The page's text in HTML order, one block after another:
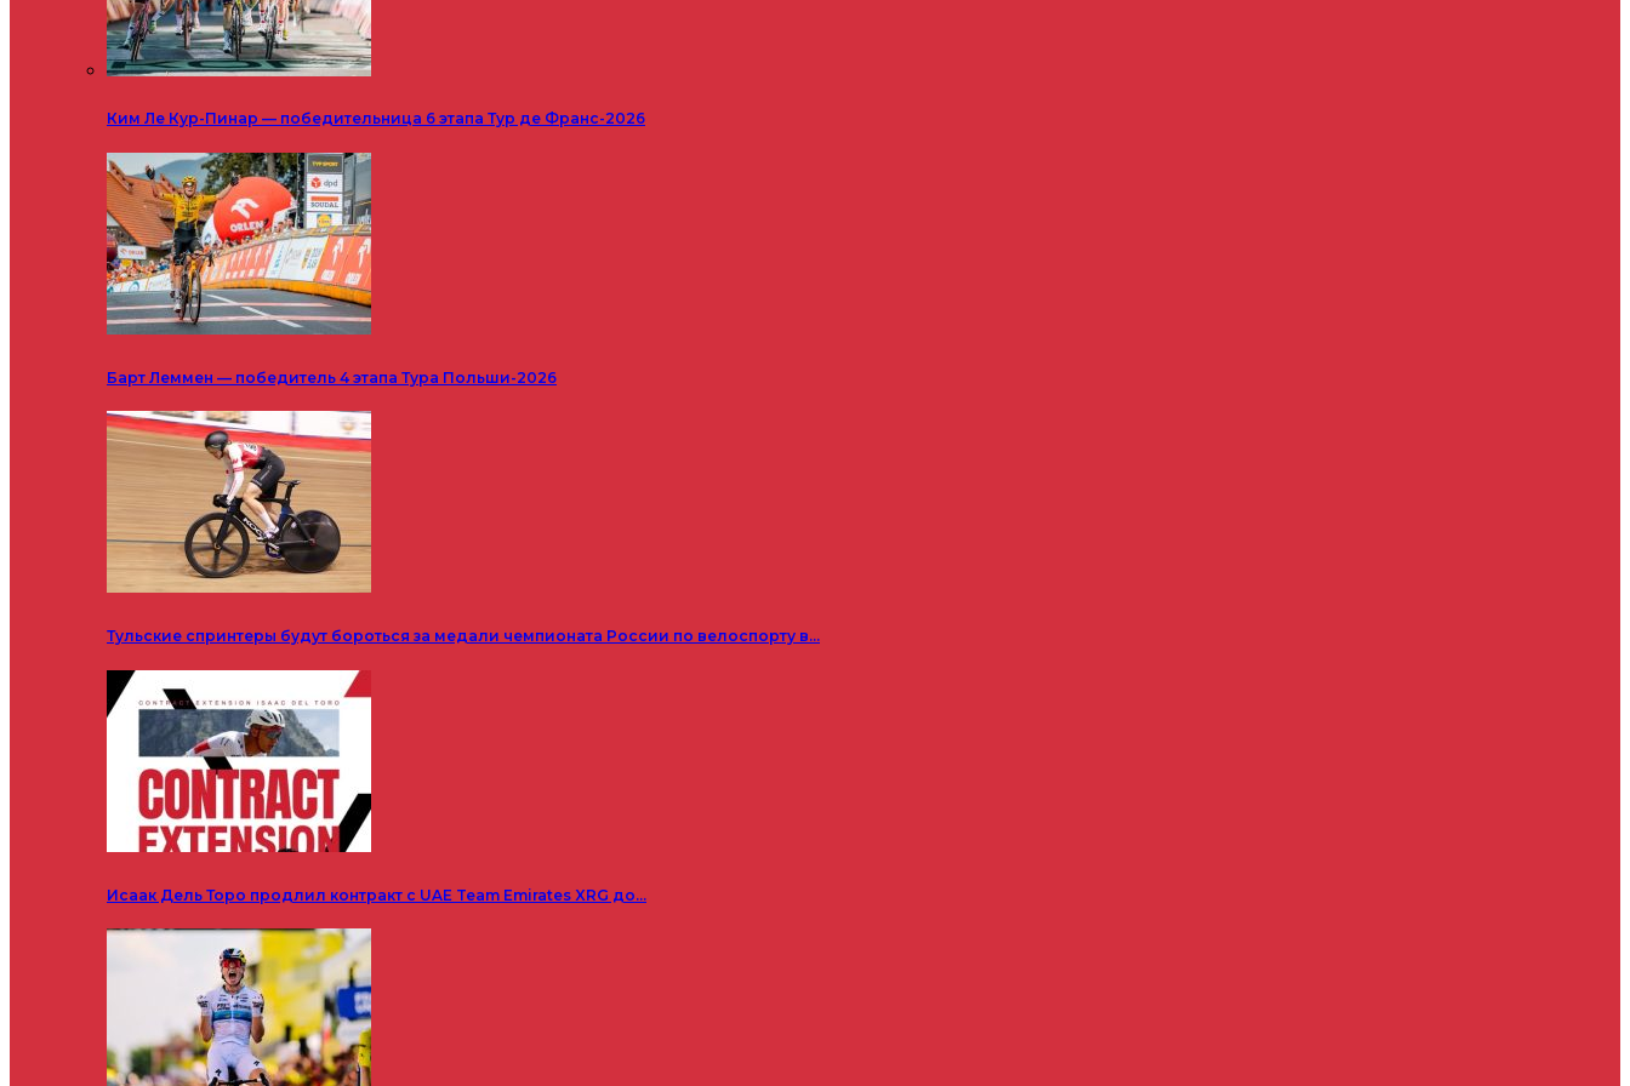
Ким Ле Кур-Пинар — победительница 6 этапа Тур де Франс-2026
Барт Леммен — победитель 4 этапа Тура Польши-2026
Тульские спринтеры будут бороться за медали чемпионата России по велоспорту в…
Исаак Дель Торо продлил контракт с UAE Team Emirates XRG до…